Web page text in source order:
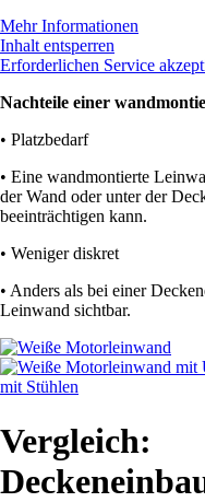
Mehr Informationen
Inhalt entsperren
Erforderlichen Service
Nachteile einer
• Platzbedarf
• Eine wandmontierte
der Wand oder unter der
beeinträchtigen kann.
• Weniger diskret
• Anders als bei einer
Leinwand sichtbar.
Vergleich: